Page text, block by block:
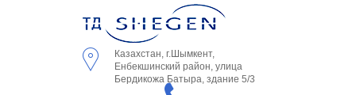
Казахстан, г.Шымкент,
Енбекшинский район, улица
Бердикожа Батыра, здание 5/3